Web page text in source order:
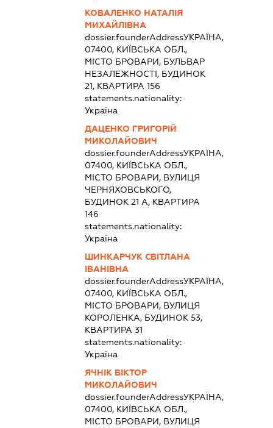
КОВАЛЕНКО НАТАЛІЯ
МИХАЙЛІВНА
dossier.founderAddressУКРАЇНА,
07400, КИЇВСЬКА ОБЛ.,
МІСТО БРОВАРИ, БУЛЬВАР
НЕЗАЛЕЖНОСТІ, БУДИНОК
21, КВАРТИРА 156
statements.nationality:
Україна
ДАЦЕНКО ГРИГОРІЙ
МИКОЛАЙОВИЧ
dossier.founderAddressУКРАЇНА,
07400, КИЇВСЬКА ОБЛ.,
МІСТО БРОВАРИ, ВУЛИЦЯ
ЧЕРНЯХОВСЬКОГО,
БУДИНОК 21 А, КВАРТИРА
146
statements.nationality:
Україна
ШИНКАРЧУК СВІТЛАНА
ІВАНІВНА
dossier.founderAddressУКРАЇНА,
07400, КИЇВСЬКА ОБЛ.,
МІСТО БРОВАРИ, ВУЛИЦЯ
КОРОЛЕНКА, БУДИНОК 53,
КВАРТИРА 31
statements.nationality:
Україна
ЯЧНІК ВІКТОР
МИКОЛАЙОВИЧ
dossier.founderAddressУКРАЇНА,
07400, КИЇВСЬКА ОБЛ.,
МІСТО БРОВАРИ, ВУЛИЦЯ